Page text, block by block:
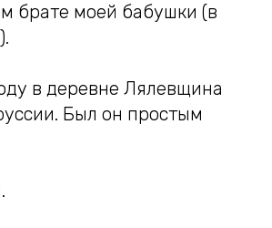
брате моей бабушки (в
в деревне Лялевщина
Был он простым